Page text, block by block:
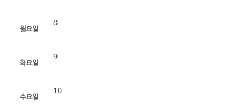
월요일
8
화요일
9
수요일
10